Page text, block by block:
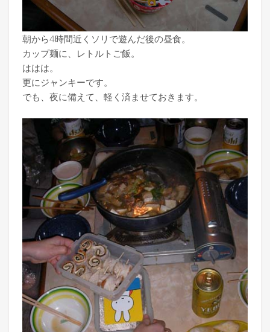
朝から4時間近くソリで遊んだ後の昼食。
カップ麺に、レトルトご飯。
ははは。
更にジャンキーです。
でも、夜に備えて、軽く済ませておきます。